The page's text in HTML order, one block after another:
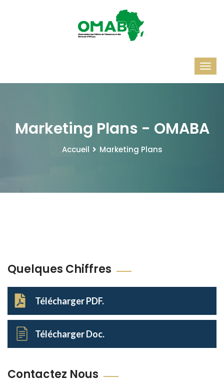
Marketing Plans - OMABA
Accueil Marketing Plans
Quelques Chiffres
Télécharger PDF.
Télécharger Doc.
Contactez Nous